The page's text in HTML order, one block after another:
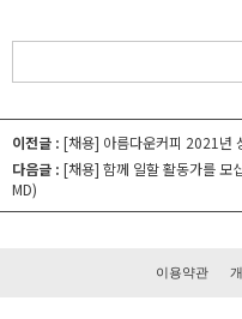
이전글 : [채용] 아름다운커피 2021년
다음글 : [채용] 함께 일할 활동가를 모
MD)
이용약관